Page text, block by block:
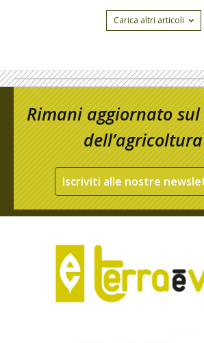
Carica altri articoli
Rimani aggiornato
dell’agricoltura
Iscriviti alle nostre